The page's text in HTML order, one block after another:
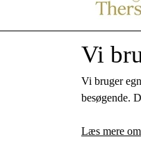
Therslund
Labofaparken
4230 Skælskør
Telefon:
Vi
Vi bruger
besøgende.
Læs mere